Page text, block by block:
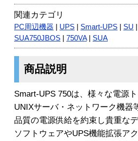
関連カテゴリ
PC周辺機器 UPS Smart-UPS SU
SUA750JBOS
750VA| SUA
商品説明
Smart-UPS 750は、様々な電源
UNIXサーバ・ネットワーク機器
品質の電源供給を約束し貴重な
ソフトウェアやUPS機能拡張ア